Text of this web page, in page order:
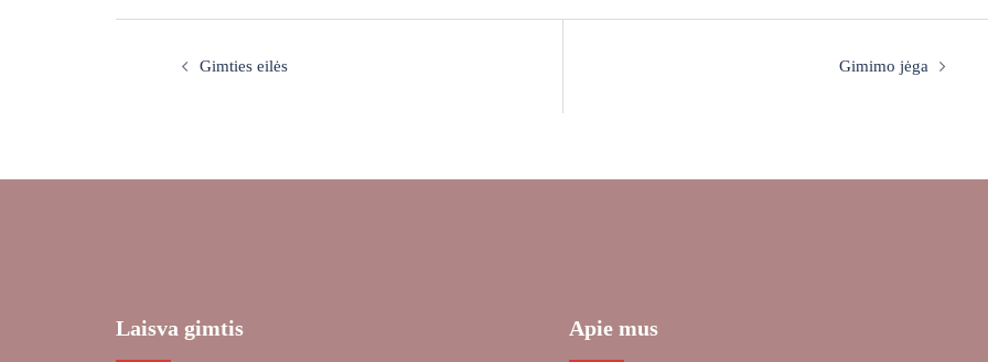
navigationGimties eilės Gimimo jėga
Laisva gimtis Apie mus